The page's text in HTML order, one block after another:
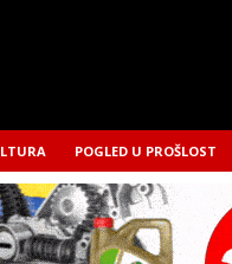
POGLED U PROŠLOST